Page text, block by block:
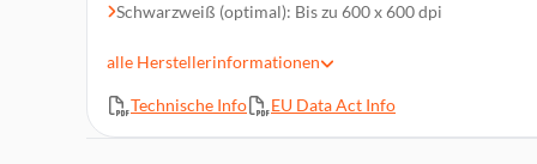
Schwarzweiß (optimal): Bis zu 600 x 600 dpi
Hi-Speed USB (kompatibel mit den USB 2.0
802.11a/b/g/n (2,4/5 GHz) Wi-Fi-Übertragung + BLE
alle Herstellerinformationen
Technische Info EU Data Act Info